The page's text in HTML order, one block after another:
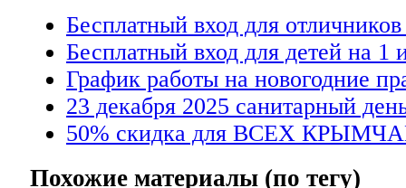
Бесплатный вход для
Бесплатный вход для детей на 1
График работы на новогодние
23 декабря 2025 санитарный
50% скидка для ВСЕХ
Похожие материалы (по тегу)